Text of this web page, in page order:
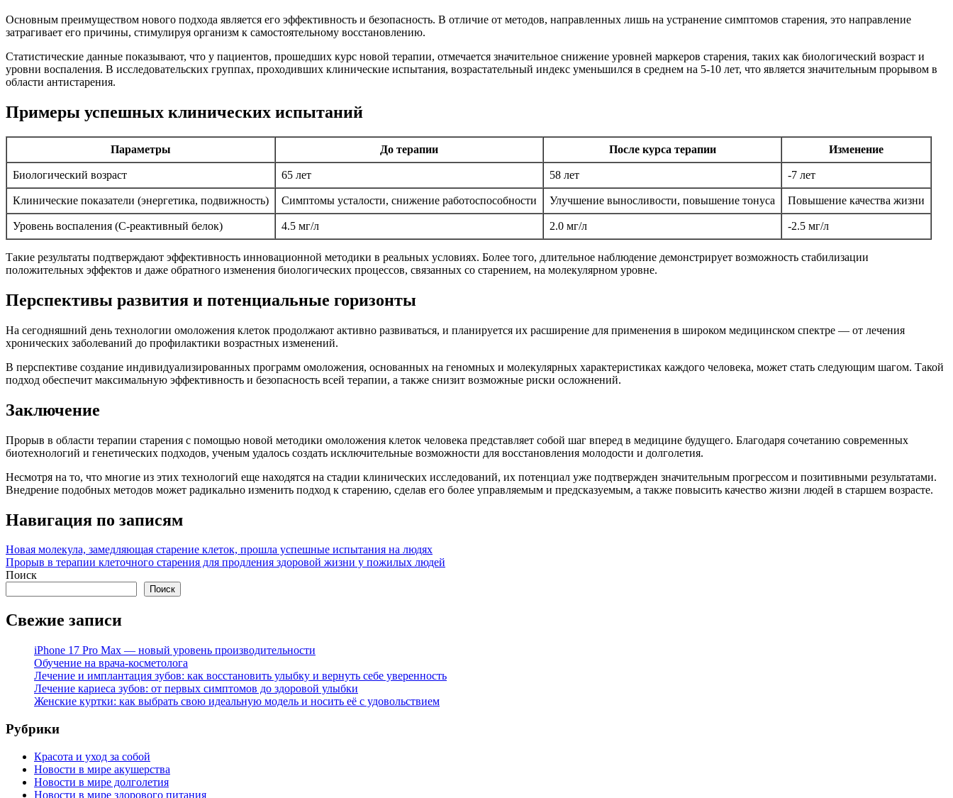
Основным преимуществом нового подхода является его эффективность и безопасность. В отличие от методов, направленных лишь на устранение симптомов старения, это направление
затрагивает его причины, стимулируя организм к самостоятельному восстановлению.
Статистические данные показывают, что у пациентов, прошедших курс новой терапии, отмечается значительное снижение уровней маркеров старения, таких как биологический возраст и
уровни воспаления. В исследовательских группах, проходивших клинические испытания, возрастательный индекс уменьшился в среднем на 5-10 лет, что является значительным прорывом в
области антистарения.
Примеры успешных клинических испытаний
Параметры До терапии После курса терапии Изменение
Биологический возраст 65 лет 58 лет -7 лет
Клинические показатели (энергетика, подвижность) Симптомы усталости, снижение работоспособности Улучшение выносливости, повышение тонуса Повышение качества жизни
Уровень воспаления (C-реактивный белок) 4.5 мг/л 2.0 мг/л -2.5 мг/л
Такие результаты подтверждают эффективность инновационной методики в реальных условиях. Более того, длительное наблюдение демонстрирует возможность стабилизации
положительных эффектов и даже обратного изменения биологических процессов, связанных со старением, на молекулярном уровне.
Перспективы развития и потенциальные горизонты
На сегодняшний день технологии омоложения клеток продолжают активно развиваться, и планируется их расширение для применения в широком медицинском спектре — от лечения
хронических заболеваний до профилактики возрастных изменений.
В перспективе создание индивидуализированных программ омоложения, основанных на геномных и молекулярных характеристиках каждого человека, может стать следующим шагом. Такой
подход обеспечит максимальную эффективность и безопасность всей терапии, а также снизит возможные риски осложнений.
Заключение
Прорыв в области терапии старения с помощью новой методики омоложения клеток человека представляет собой шаг вперед в медицине будущего. Благодаря сочетанию современных
биотехнологий и генетических подходов, ученым удалось создать исключительные возможности для восстановления молодости и долголетия.
Несмотря на то, что многие из этих технологий еще находятся на стадии клинических исследований, их потенциал уже подтвержден значительным прогрессом и позитивными результатами.
Внедрение подобных методов может радикально изменить подход к старению, сделав его более управляемым и предсказуемым, а также повысить качество жизни людей в старшем возрасте.
Навигация по записям
Новая молекула, замедляющая старение клеток, прошла успешные испытания на людях
Прорыв в терапии клеточного старения для продления здоровой жизни у пожилых людей
Поиск
Поиск
Свежие записи
iPhone 17 Pro Max — новый уровень производительности
Обучение на врача-косметолога
Лечение и имплантация зубов: как восстановить улыбку и вернуть себе уверенность
Лечение кариеса зубов: от первых симптомов до здоровой улыбки
Женские куртки: как выбрать свою идеальную модель и носить её с удовольствием
Рубрики
Красота и уход за собой
Новости в мире акушерства
Новости в мире долголетия
Новости в мире здорового питания